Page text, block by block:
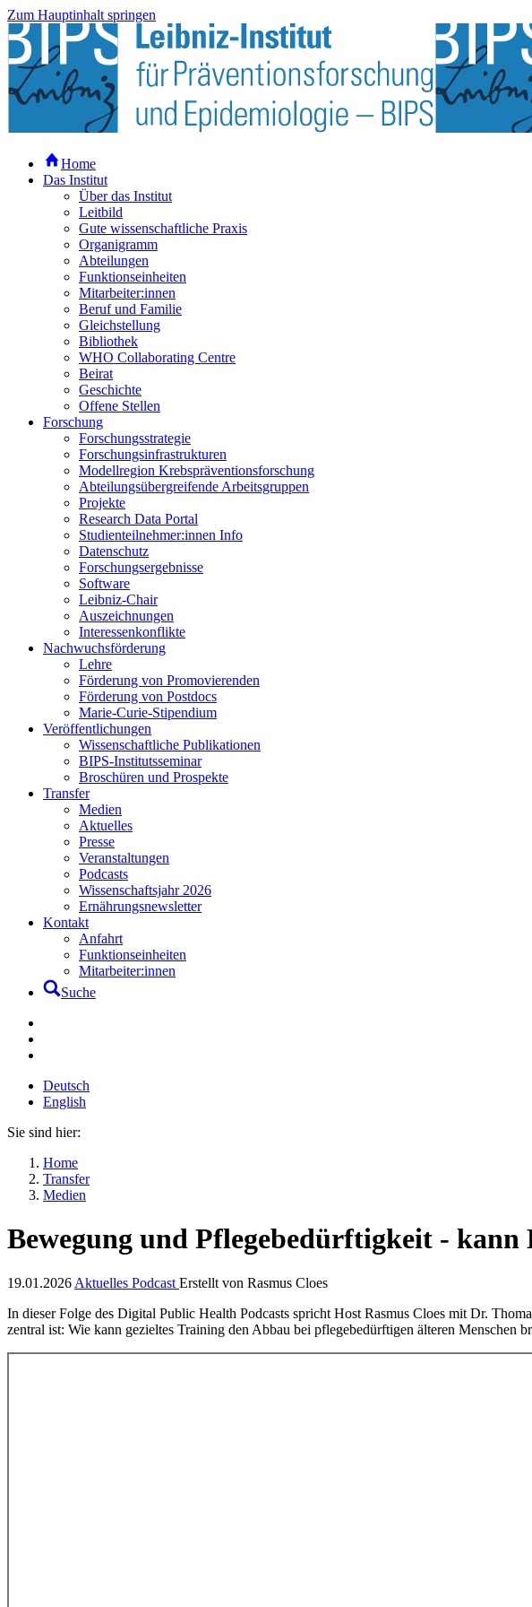
Zum Hauptinhalt springen
Home
Das Institut
Über das Institut
Leitbild
Gute wissenschaftliche Praxis
Organigramm
Abteilungen
Funktionseinheiten
Mitarbeiter:innen
Beruf und Familie
Gleichstellung
Bibliothek
WHO Collaborating Centre
Beirat
Geschichte
Offene Stellen
Forschung
Forschungsstrategie
Forschungsinfrastrukturen
Modellregion Krebspräventionsforschung
Abteilungsübergreifende Arbeitsgruppen
Projekte
Research Data Portal
Studienteilnehmer:innen Info
Datenschutz
Forschungsergebnisse
Software
Leibniz-Chair
Auszeichnungen
Interessenkonflikte
Nachwuchsförderung
Lehre
Förderung von Promovierenden
Förderung von Postdocs
Marie-Curie-Stipendium
Veröffentlichungen
Wissenschaftliche Publikationen
BIPS-Institutsseminar
Broschüren und Prospekte
Transfer
Medien
Aktuelles
Presse
Veranstaltungen
Podcasts
Wissenschaftsjahr 2026
Ernährungsnewsletter
Kontakt
Anfahrt
Funktionseinheiten
Mitarbeiter:innen
Suche
Deutsch
English
Sie sind hier:
Home
Transfer
Medien
Bewegung und Pflegebedürftigkeit -
19.01.2026 Aktuelles Podcast Erstellt von Rasmus Cloes
In dieser Folge des Digital Public Health Podcasts spricht Host Rasmus Cloes mit Dr.
zentral ist: Wie kann gezieltes Training den Abbau bei pflegebedürftigen älteren Menschen